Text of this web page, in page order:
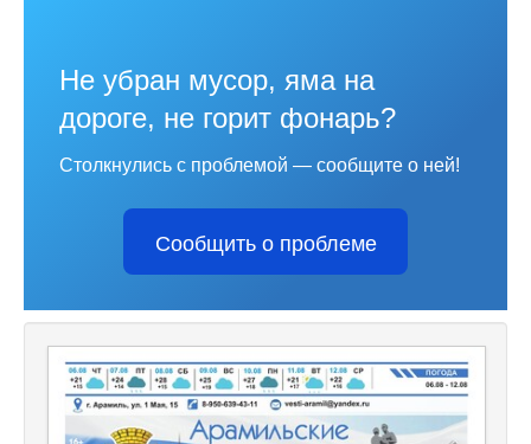
Не убран мусор, яма на
дороге, не горит фонарь?
Столкнулись с проблемой — сообщите о ней!
Сообщить о проблеме